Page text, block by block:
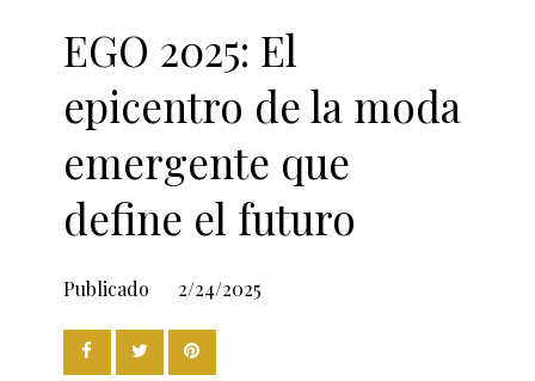
EGO 2025: El
epicentro de la moda
emergente que
define el futuro
Publicado 2/24/2025